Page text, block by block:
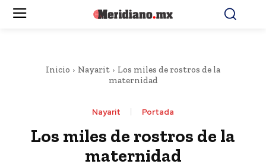
Inicio Nayarit
Los miles de rostros de la
maternidad
Nayarit Portada
Los miles de rostros de la
maternidad